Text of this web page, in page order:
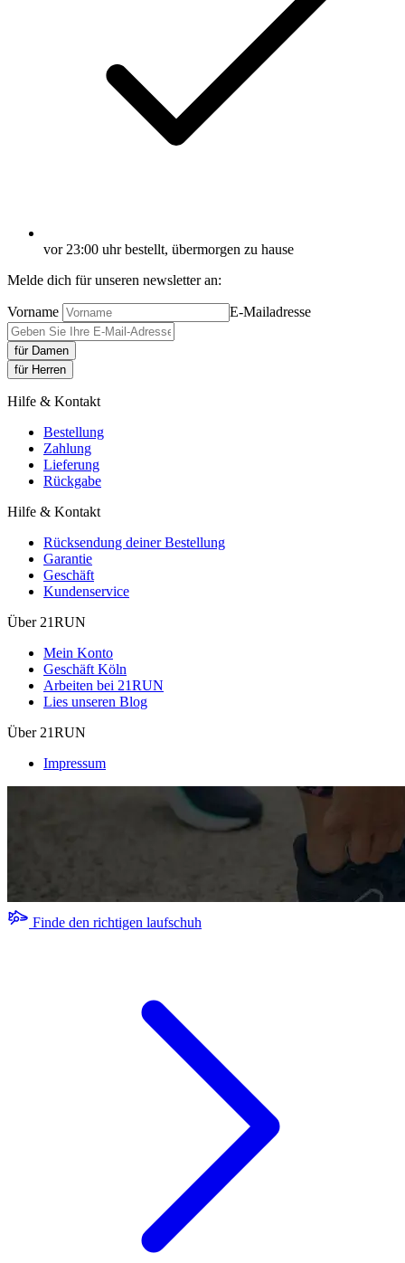
vor 23:00 uhr bestellt, übermorgen zu hause
Melde dich für unseren newsletter an:
Vorname E-Mailadresse
für Damen
für Herren
Hilfe & Kontakt
Bestellung
Zahlung
Lieferung
Rückgabe
Hilfe & Kontakt
Rücksendung deiner Bestellung
Garantie
Geschäft
Kundenservice
Über 21RUN
Mein Konto
Geschäft Köln
Arbeiten bei 21RUN
Lies unseren Blog
Über 21RUN
Impressum
Finde den richtigen laufschuh